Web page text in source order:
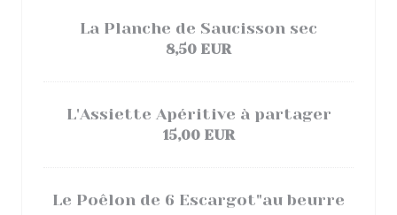
La Planche de Saucisson sec
8,50 EUR
L'Assiette Apéritive à partager
15,00 EUR
Le Poêlon de 6 Escargot"au beurre